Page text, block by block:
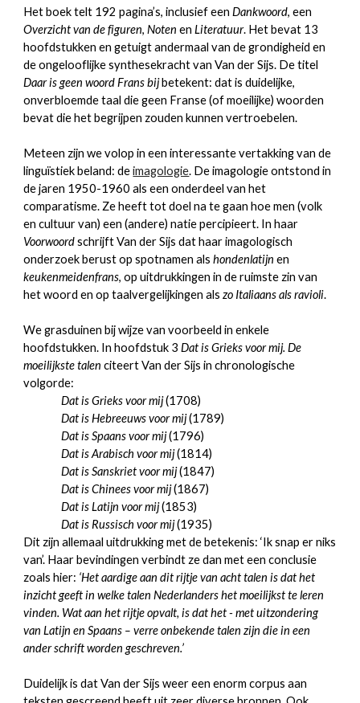
Het boek telt 192 pagina’s, inclusief eenDankwoord, een
Overzicht van de figuren,Noten enLiteratuur. Het bevat 13
hoofdstukken en getuigt andermaal van de grondigheid en
de ongelooflijke synthesekracht van Van der Sijs. De titel
Daar is geen woord Frans bijbetekent: dat is duidelijke,
onverbloemde taal die geen Franse (of moeilijke) woorden
bevat die het begrijpen zouden kunnen vertroebelen.
Meteen zijn we volop in een interessante vertakking van de
linguïstiek beland: de imagologie. De imagologie ontstond in
de jaren 1950-1960 als een onderdeel van het
comparatisme. Ze heeft tot doel na te gaan hoe men (volk
en cultuur van) een (andere) natie percipieert. In haar
Voorwoordschrijft Van der Sijs dat haar imagologisch
onderzoek berust op spotnamen alshondenlatijn en
keukenmeidenfrans, op uitdrukkingen in de ruimste zin van
het woord en op taalvergelijkingen alszo Italiaans als ravioli.
We grasduinen bij wijze van voorbeeld in enkele
hoofdstukken. In hoofdstuk 3Dat is Grieks voor mij. De
moeilijkste talen citeert Van der Sijs in chronologische
volgorde:
Dat is Grieks voor mij(1708)
Dat is Hebreeuws voor mij(1789)
Dat is Spaans voor mij(1796)
Dat is Arabisch voor mij(1814)
Dat is Sanskriet voor mij(1847)
Dat is Chinees voor mij(1867)
Dat is Latijn voor mij(1853)
Dat is Russisch voor mij(1935)
Dit zijn allemaal uitdrukking met de betekenis: ‘Ik snap er niks
van’. Haar bevindingen verbindt ze dan met een conclusie
zoals hier: ‘Het aardige aan dit rijtje van acht talen is dat het
inzicht geeft in welke talen Nederlanders het moeilijkst te leren
vinden. Wat aan het rijtje opvalt, is dat het - met uitzondering
van Latijn en Spaans – verre onbekende talen zijn die in een
ander schrift worden geschreven.’
Duidelijk is dat Van der Sijs weer een enorm corpus aan